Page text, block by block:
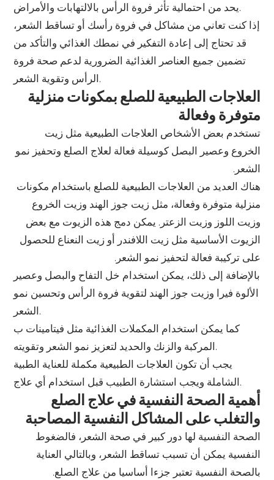
يحد من احتمالية تأثر فروة الرأس بالالتهابات والأمراض.
إذا كنت تعاني من مشاكل في فروة رأسك أو تساقط الشعر،
قد تحتاج إلى إعادة التفكير في نمطك الغذائي والتأكد من
تضمين جميع العناصر الغذائية الضرورية لدعم صحة فروة
الرأس وتقوية الشعر.
العلاجات الطبيعية للصلع بمكونات منزلية
متوفرة وفعالة
تستخدم بعض الأشخاص العلاجات الطبيعية مثل زيت
الخروع وعصير البصل كوسيلة فعالة لعلاج الصلع وتحفيز نمو
الشعر.
هناك العديد من العلاجات الطبيعية للصلع باستخدام مكونات
منزلية متوفرة وفعالة، مثل زيت جوز الهند وزيت الخروع
وزيت اللوز وزيت الزعتر. يمكن دمج هذه الزيوت مع بعض
الزيوت الأساسية مثل زيت اللافندر أو زيت النعناع للحصول
على تركيبة فعالة لتحفيز نمو الشعر.
بالإضافة إلى ذلك، يمكن استخدام خل التفاح والبصل وعصير
الألوة فيرا وزيت جوز الهند لتقوية فروة الرأس وتحسين نمو
الشعر.
كما يمكن استخدام المكملات الغذائية مثل فيتامينات ب
المركبة والزنك والحديد لتعزيز نمو الشعر وتقويته.
يجب أن تكون العلاجات الطبيعية مكملة للعناية الطبية
الشاملة ويجب استشارة الطبيب قبل استخدام أي علاج.
أهمية الصحة النفسية في علاج الصلع
والتغلب على المشاكل النفسية المصاحبة
الصحة النفسية لها دور كبير في صحة الشعر، فالضغوط
النفسية يمكن أن تسبب تساقط الشعر، وبالتالي العناية
بالصحة النفسية تعتبر جزءا أساسيا من علاج الصلع.